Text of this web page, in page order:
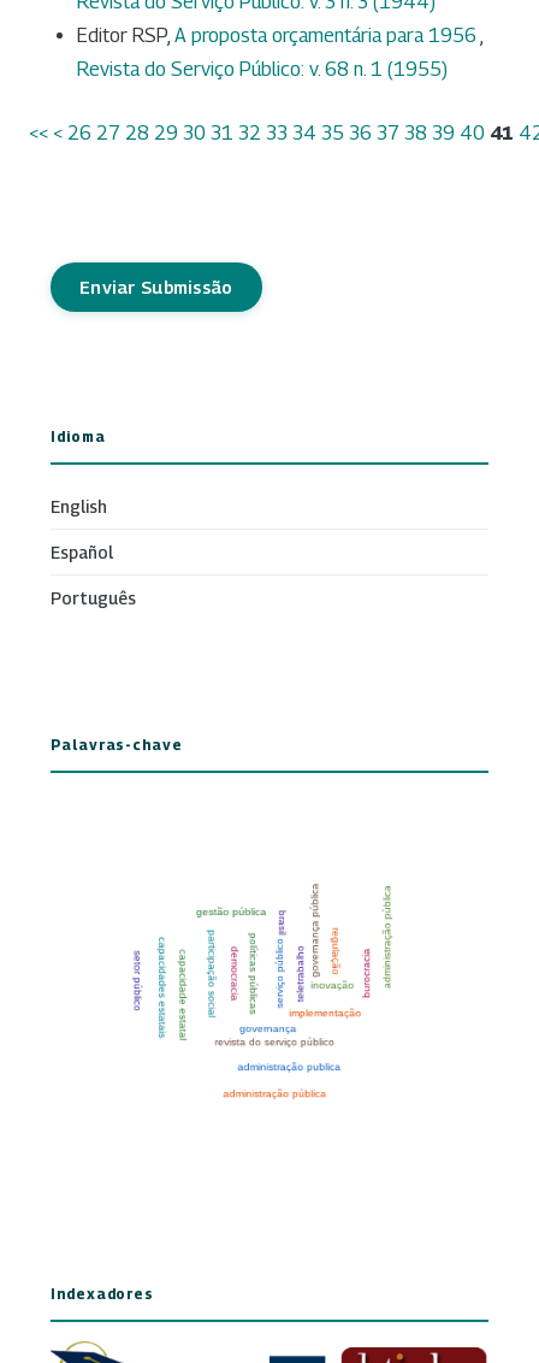
Editor RSP, A proposta orçamentária para 1956
Revista do Serviço Público: v. 68 n. 1 (1955)
<< < 26 27 28 29 30 31 32 33 34 35 36 37 38 39 40 41
Enviar Submissão
Idioma
English
Español
Português
Palavras-chave
Indexadores